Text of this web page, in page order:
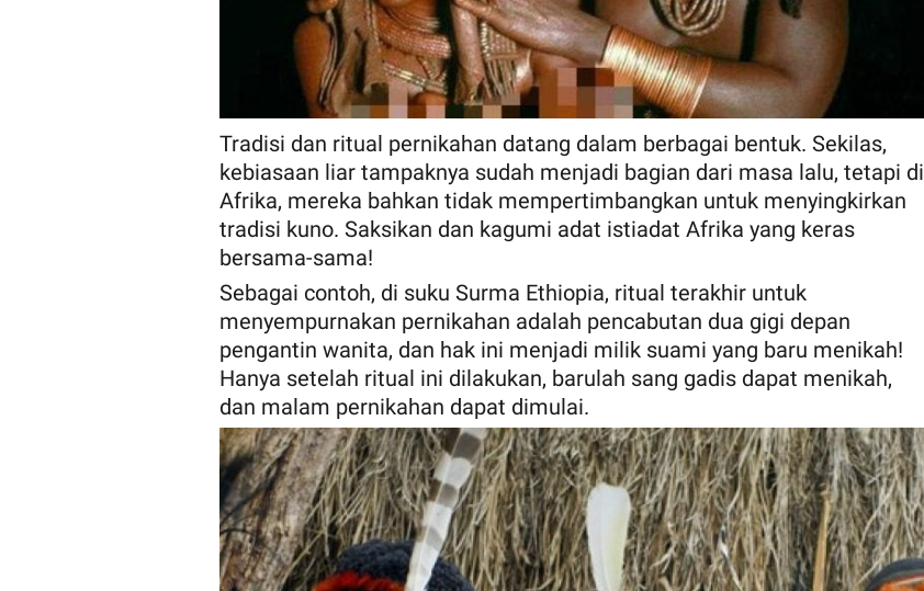
Tradisi dan ritual pernikahan datang dalam berbagai bentuk. Sekilas,
kebiasaan liar tampaknya sudah menjadi bagian dari masa lalu, tetapi di
Afrika, mereka bahkan tidak mempertimbangkan untuk menyingkirkan
tradisi kuno. Saksikan dan kagumi adat istiadat Afrika yang keras
bersama-sama!
Sebagai contoh, di suku Surma Ethiopia, ritual terakhir untuk
menyempurnakan pernikahan adalah pencabutan dua gigi depan
pengantin wanita, dan hak ini menjadi milik suami yang baru menikah!
Hanya setelah ritual ini dilakukan, barulah sang gadis dapat menikah,
dan malam pernikahan dapat dimulai.